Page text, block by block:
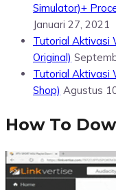
Simulator)+
Januari 27, 2021
Tutorial Aktivasi
Original)
Tutorial Aktivasi
Shop) Agustus
How To